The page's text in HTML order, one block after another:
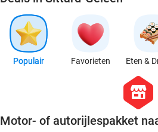
Populair Favorieten Eten &
hexagon
store
Motor- of autorijlespakket